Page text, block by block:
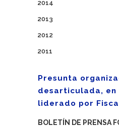
2014
2013
2012
2011
Presunta
desarticulada, en
liderado por
BOLETÍN DE PRENSA